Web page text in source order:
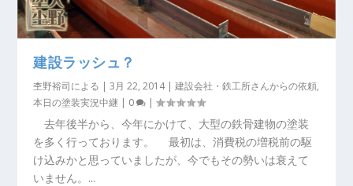
建設ラッシュ？
杢野裕司による |3月 22, 2014|建設会社・鉄工所さんからの依頼,
本日の塗装実況中継 | 0 |
去年後半から、今年にかけて、大型の鉄骨建物の塗装
を多く行っております。 最初は、消費税の増税前の駆
け込みかと思っていましたが、今でもその勢いは衰えて
いません。...